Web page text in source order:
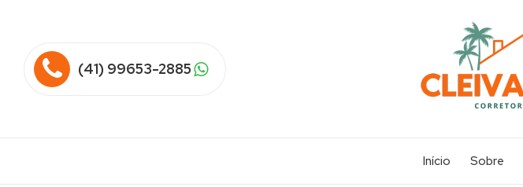
(41) 99653-2885
Início Sobre